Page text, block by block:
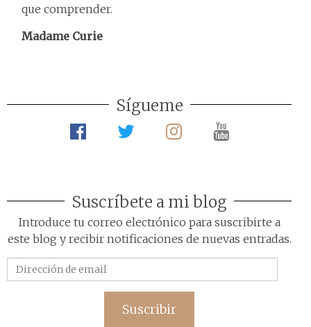
que comprender.
Madame Curie
Sígueme
Suscríbete a mi blog
Introduce tu correo electrónico para suscribirte a
este blog y recibir notificaciones de nuevas entradas.
de
Suscribir